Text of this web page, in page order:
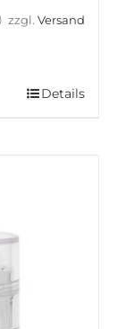
zzgl. Versand
Details